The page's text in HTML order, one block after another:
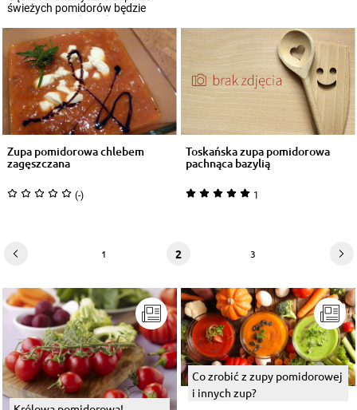
świeżych pomidorów będzie
pysznym rozwiązaniem na
pierwsze danie obia...
Zupa pomidorowa chlebem
zagęszczana
(-)
Toskańska zupa pomidorowa
pachnąca bazylią
1
1 2 3
Co zrobić z zupy pomidorowej
i innych zup?